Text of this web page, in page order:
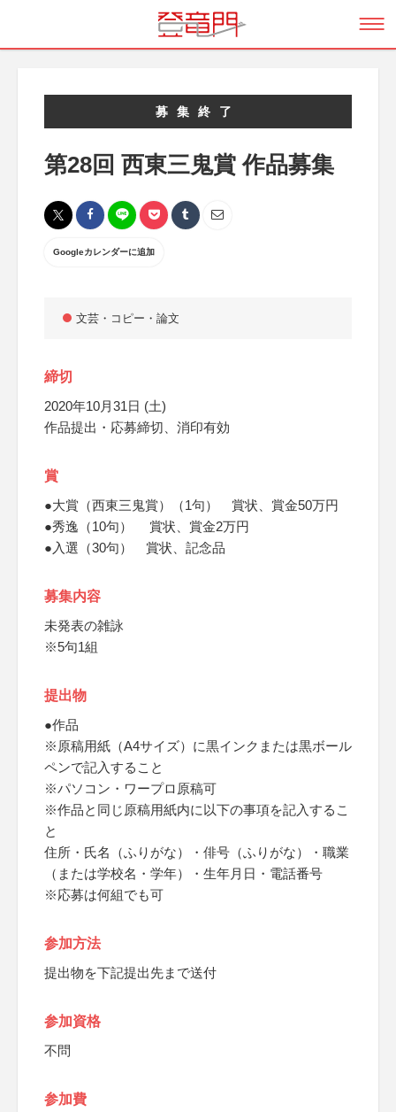
募集終了
第28回 西東三鬼賞 作品募集
Googleカレンダーに追加
文芸・コピー・論文
締切
2020年10月31日 (土)
作品提出・応募締切、消印有効
賞
●大賞（西東三鬼賞）（1句） 賞状、賞金50万円
●秀逸（10句） 賞状、賞金2万円
●入選（30句） 賞状、記念品
募集内容
未発表の雑詠
※5句1組
提出物
●作品
※原稿用紙（A4サイズ）に黒インクまたは黒ボール
ペンで記入すること
※パソコン・ワープロ原稿可
※作品と同じ原稿用紙内に以下の事項を記入するこ
と
住所・氏名（ふりがな）・俳号（ふりがな）・職業
（または学校名・学年）・生年月日・電話番号
※応募は何組でも可
参加方法
提出物を下記提出先まで送付
参加資格
不問
参加費